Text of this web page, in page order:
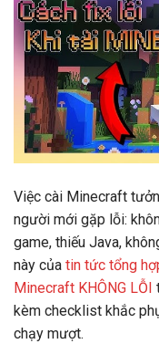
Việc cài Minecraft
người mới gặp lỗi:
game, thiếu Java,
này của tin tức tổng
Minecraft KHÔNG LỖI
kèm checklist khắc
chạy mượt.